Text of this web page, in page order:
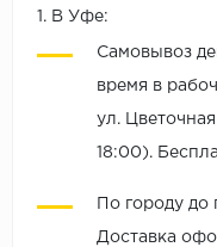
1. В Уфе:
Самовывоз
время в
ул.
18:00).
По городу до
Доставка